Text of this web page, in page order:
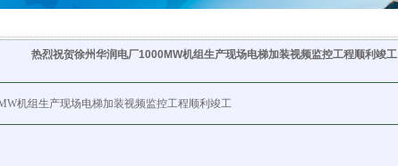
热烈祝贺徐州华润电厂1000MW机组生产现场电梯加装视频监控工程顺利竣工
机组生产现场电梯加装视频监控工程顺利竣工